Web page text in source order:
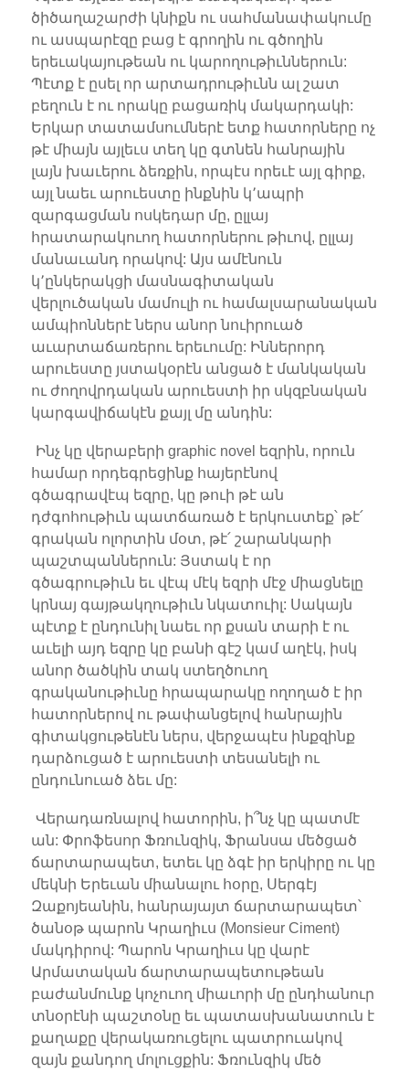
ծիծաղաշարժի կնիքն ու սահմանափակումը
ու ասպարէզը բաց է գրողին ու գծողին
երեւակայութեան ու կարողութիւններուն:
Պէտք է ըսել որ արտադրութիւնն ալ շատ
բեղուն է ու որակը բացառիկ մակարդակի:
Երկար տատամսումներէ ետք հատորները ոչ
թէ միայն այլեւս տեղ կը գտնեն հանրային
լայն խաւերու ձեռքին, որպէս որեւէ այլ գիրք,
այլ նաեւ արուեստը ինքնին կ՚ապրի
զարգացման ոսկեդար մը, ըլլայ
հրատարակուող հատորներու թիւով, ըլլայ
մանաւանդ որակով: Այս ամէնուն
կ՚ընկերակցի մասնագիտական
վերլուծական մամուլի ու համալսարանական
ամպիոններէ ներս անոր նուիրուած
աւարտաճառերու երեւումը: Իններորդ
արուեստը յստակօրէն անցած է մանկական
ու ժողովրդական արուեստի իր սկզբնական
կարգավիճակէն քայլ մը անդին:
Ինչ կը վերաբերի graphic novel եզրին, որուն
համար որդեգրեցինք հայերէնով
գծագրավէպ եզրը, կը թուի թէ ան
դժգոհութիւն պատճառած է երկուստեք՝ թէ՛
գրական ոլորտին մօտ, թէ՛ շարանկարի
պաշտպաններուն: Յստակ է որ
գծագրութիւն եւ վէպ մէկ եզրի մէջ միացնելը
կրնայ գայթակղութիւն նկատուիլ: Սակայն
պէտք է ընդունիլ նաեւ որ քսան տարի է ու
աւելի այդ եզրը կը բանի գէշ կամ աղէկ, իսկ
անոր ծածկին տակ ստեղծուող
գրականութիւնը հրապարակը ողողած է իր
հատորներով ու թափանցելով հանրային
գիտակցութենէն ներս, վերջապէս ինքզինք
դարձուցած է արուեստի տեսանելի ու
ընդունուած ձեւ մը:
Վերադառնալով հատորին, ի՞նչ կը պատմէ
ան: Փրոֆեսոր Ֆռունզիկ, Ֆրանսա մեծցած
ճարտարապետ, ետեւ կը ձգէ իր երկիրը ու կը
մեկնի Երեւան միանալու հօրը, Սերգէյ
Զաքոյեանին, հանրայայտ ճարտարապետ՝
ծանօթ պարոն Կրաղիւս (Monsieur Ciment)
մակդիրով: Պարոն Կրաղիւս կը վարէ
Արմատական ճարտարապետութեան
բաժանմունք կոչուող միաւորի մը ընդհանուր
տնօրէնի պաշտօնը եւ պատասխանատուն է
քաղաքը վերակառուցելու պատրուակով
զայն քանդող մոլուցքին: Ֆռունզիկ մեծ